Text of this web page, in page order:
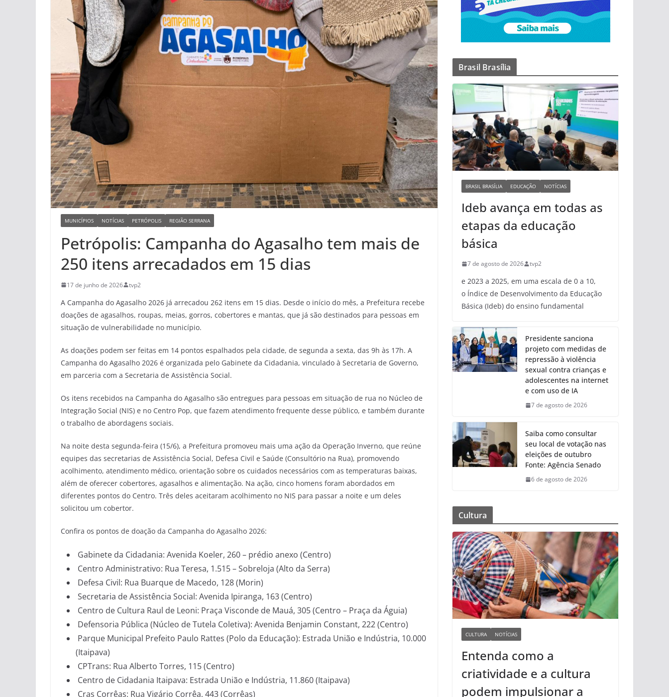
MUNICÍPIOS NOTÍCIAS PETRÓPOLIS REGIÃO SERRANA
Petrópolis: Campanha do Agasalho tem mais de
250 itens arrecadados em 15 dias
17 de junho de 2026 tvp2
A Campanha do Agasalho 2026 já arrecadou 262 itens em 15 dias. Desde o início do mês, a Prefeitura recebe
doações de agasalhos, roupas, meias, gorros, cobertores e mantas, que já são destinados para pessoas em
situação de vulnerabilidade no município.
As doações podem ser feitas em 14 pontos espalhados pela cidade, de segunda a sexta, das 9h às 17h. A
Campanha do Agasalho 2026 é organizada pelo Gabinete da Cidadania, vinculado à Secretaria de Governo,
em parceria com a Secretaria de Assistência Social.
Os itens recebidos na Campanha do Agasalho são entregues para pessoas em situação de rua no Núcleo de
Integração Social (NIS) e no Centro Pop, que fazem atendimento frequente desse público, e também durante
o trabalho de abordagens sociais.
Na noite desta segunda-feira (15/6), a Prefeitura promoveu mais uma ação da Operação Inverno, que reúne
equipes das secretarias de Assistência Social, Defesa Civil e Saúde (Consultório na Rua), promovendo
acolhimento, atendimento médico, orientação sobre os cuidados necessários com as temperaturas baixas,
além de oferecer cobertores, agasalhos e alimentação. Na ação, cinco homens foram abordados em
diferentes pontos do Centro. Três deles aceitaram acolhimento no NIS para passar a noite e um deles
solicitou um cobertor.
Confira os pontos de doação da Campanha do Agasalho 2026:
Gabinete da Cidadania: Avenida Koeler, 260 – prédio anexo (Centro)
Centro Administrativo: Rua Teresa, 1.515 – Sobreloja (Alto da Serra)
Defesa Civil: Rua Buarque de Macedo, 128 (Morin)
Secretaria de Assistência Social: Avenida Ipiranga, 163 (Centro)
Centro de Cultura Raul de Leoni: Praça Visconde de Mauá, 305 (Centro – Praça da Águia)
Defensoria Pública (Núcleo de Tutela Coletiva): Avenida Benjamin Constant, 222 (Centro)
Parque Municipal Prefeito Paulo Rattes (Polo da Educação): Estrada União e Indústria, 10.000
(Itaipava)
CPTrans: Rua Alberto Torres, 115 (Centro)
Centro de Cidadania Itaipava: Estrada União e Indústria, 11.860 (Itaipava)
Cras Corrêas: Rua Vigário Corrêa, 443 (Corrêas)
Brasil Brasília
BRASIL BRASÍLIA EDUCAÇÃO NOTÍCIAS
Ideb avança em todas as
etapas da educação
básica
7 de agosto de 2026 tvp2
e 2023 a 2025, em uma escala de 0 a 10,
o Índice de Desenvolvimento da Educação
Básica (Ideb) do ensino fundamental
Presidente sanciona
projeto com medidas de
repressão à violência
sexual contra crianças e
adolescentes na internet
e com uso de IA
7 de agosto de 2026
Saiba como consultar
seu local de votação nas
eleições de outubro
Fonte: Agência Senado
6 de agosto de 2026
Cultura
CULTURA NOTÍCIAS
Entenda como a
criatividade e a cultura
podem impulsionar a